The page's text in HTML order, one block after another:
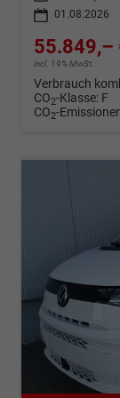
01.08.2026
55.849,–
incl. 19% MwSt.
Verbrauch
CO2-Klasse: F
CO2-